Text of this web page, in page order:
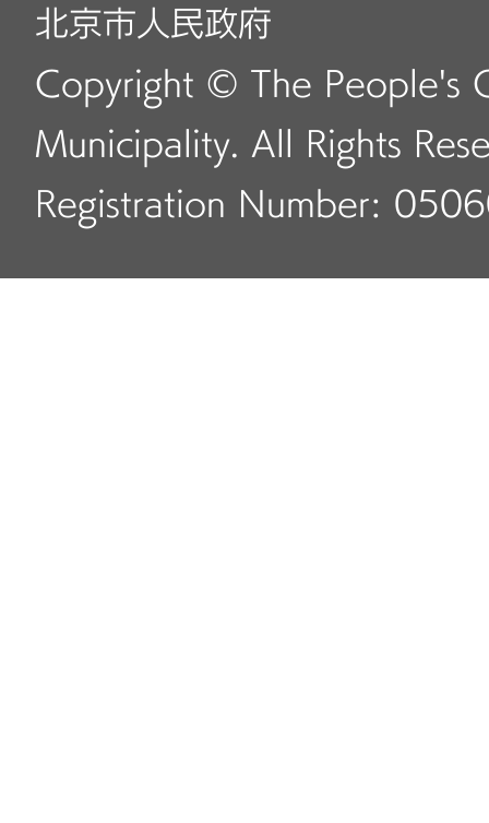
北京市人民政府
Copyright © The People's
Municipality. All Rights
Registration Number: